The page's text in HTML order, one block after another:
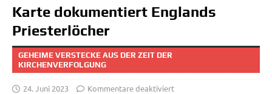
Karte dokumentiert Englands
Priesterlöcher
GEHEIME VERSTECKE AUS DER ZEIT DER
KIRCHENVERFOLGUNG
24. Juni 2023 Kommentare deaktiviert